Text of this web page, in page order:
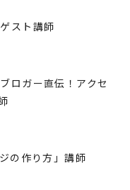
スト講師
ロガー直伝！アクセ
の作り方」講師